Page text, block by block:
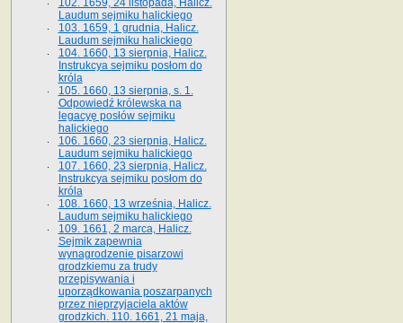
102. 1659, 24 listopada, Halicz.
Laudum sejmiku halickiego
103. 1659, 1 grudnia, Halicz.
Laudum sejmiku halickiego
104. 1660, 13 sierpnia, Halicz.
Instrukcya sejmiku posłom do
króla
105. 1660, 13 sierpnia, s. 1.
Odpowiedź królewska na
legacyę posłów sejmiku
halickiego
106. 1660, 23 sierpnia, Halicz.
Laudum sejmiku halickiego
107. 1660, 23 sierpnia, Halicz.
Instrukcya sejmiku posłom do
króla
108. 1660, 13 września, Halicz.
Laudum sejmiku halickiego
109. 1661, 2 marca, Halicz.
Sejmik zapewnia
wynagrodzenie pisarzowi
grodzkiemu za trudy
przepisywania i
uporządkowania poszarpanych
przez nieprzyjaciela aktów
grodzkich. 110. 1661, 21 maja,